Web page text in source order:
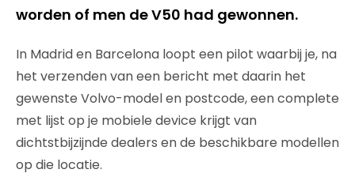
worden of men de V50 had gewonnen.
In Madrid en Barcelona loopt een pilot waarbij je, na
het verzenden van een bericht met daarin het
gewenste Volvo-model en postcode, een complete
met lijst op je mobiele device krijgt van
dichtstbijzijnde dealers en de beschikbare modellen
op die locatie.